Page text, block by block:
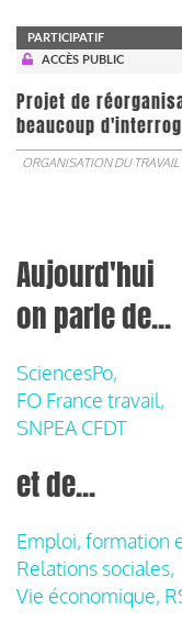
PARTICIPATIF
ACCÈS PUBLIC
Projet de
beaucoup
ORGANISATION DU TRAVAIL
Aujourd'hui
on parle de...
SciencesPo,
FO France travail,
SNPEA CFDT
et de...
Emploi, formation
Relations sociales,
Vie économique,